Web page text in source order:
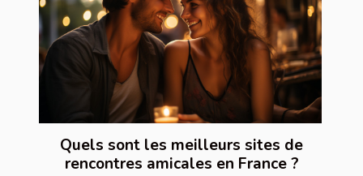
Quels sont les meilleurs sites de
rencontres amicales en France ?